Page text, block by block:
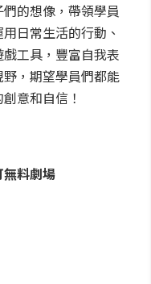
的想像，帶領學員
日常生活的行動、
工具，豐富自我表
，期望學員們都能
意和自信！
無料劇場